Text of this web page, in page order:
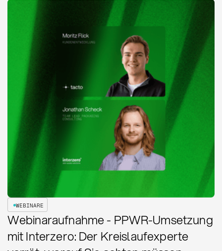
WEBINARE
Webinaraufnahme - PPWR-Umsetzung
mit Interzero: Der Kreislaufexperte